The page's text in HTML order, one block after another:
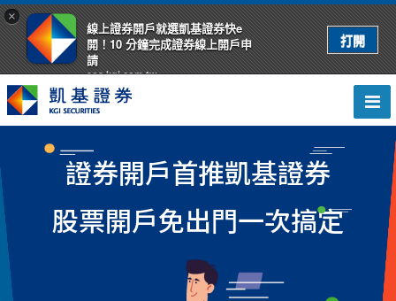
×
線上證券開戶就選凱基證券快e
開！10 分鐘完成證券線上開戶申
請
eoa.kgi.com.tw
證券開戶首推凱基證券
股票開戶免出門一次搞定